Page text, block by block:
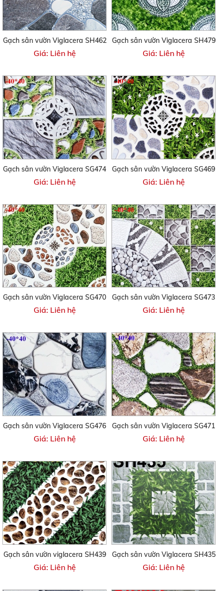
Gạch sân vườn Viglacera SH462
Giá: Liên hệ
Gạch sân vườn Viglacera SH479
Giá: Liên hệ
Gạch sân vườn Viglacera SG474
Giá: Liên hệ
Gạch sân vườn Viglacera SG469
Giá: Liên hệ
Gạch sân vườn Viglacera SG470
Giá: Liên hệ
Gạch sân vườn Viglacera SG473
Giá: Liên hệ
Gạch sân vườn Viglacera SG476
Giá: Liên hệ
Gạch sân vườn Viglacera SG471
Giá: Liên hệ
Gạch sân vườn viglacera SH439
Giá: Liên hệ
Gạch sân vườn Viglacera SH435
Giá: Liên hệ